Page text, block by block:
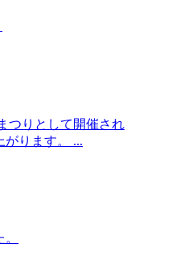
つりとして開催され
がります。 ...